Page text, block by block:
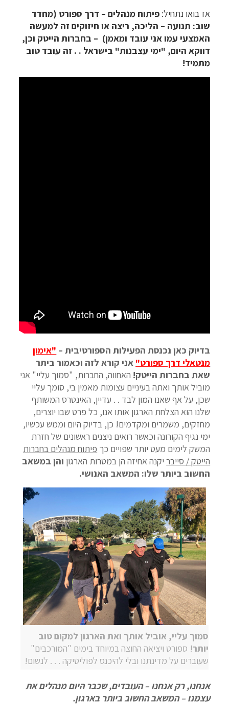
אז בואו נתחיל: פיתוח מנהלים – דרך ספורט (מחדד
שוב: תנועה – הליכה, ריצה או חיזוקים זה למעשה
האמצעי עמו אני עובד ומאמן) – בחברות הייטק וכן,
דווקא היום, "ימי עצבנות" בישראל . . זה עובד טוב
מתמיד!
בדיוק כאן נכנסת הפעילות הספורטיבית – "אימון
מנטאלי דרך ספורט" אני קורא לזה וכאמור ביתר
שאת בחברות הייטק! האחווה, החברות, "סמוך עליי" אני
מוביל אותך ואתה בעיניים עצומות מאמין בי, סומך עליי
שכן, על אף שאנו המון לבד . . עדיין, האינטרס המשותף
שלנו הוא הצלחת הארגון אותו אנו, כל פרט שבו יוצרים,
מחזקים, משמרים ומקדמים! כן, בדיוק היום וממש עכשיו,
ימי נגיף הקורונה וכאשר רואים ניצנים ראשונים של חזרת
המשק לימים מעט יותר שפויים כך פיתוח מנהלים בחברות
הייטק / סייבריקנה אחיזה הן במטרות הארגון והן במשאב
החשוב ביותר שלו: המשאב האנושי.
סמוך עליי, אוביל אותך ואת הארגון למקום טוב
יותר! ספורט ויציאה החוצה במיוחד בימים "המורכבים"
שעוברים על מדינתנו ובלי להיכנס לפוליטיקה . . . לנשום!
אנחנו, רק אנחנו – העובדים, שכבר היום מנהלים את
עצמנו – המשאב החשוב ביותר בארגון.